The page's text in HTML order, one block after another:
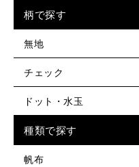
柄で探す
無地
チェック
ドット・水玉
種類で探す
帆布